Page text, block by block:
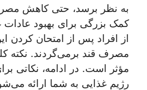
به نظر برسد، حتی کاهش
کمک بزرگی برای بهبود عادات
از افراد پس از امتحان کردن
مصرف قند برمی‌گردند. نکته
مؤثر است. در ادامه، نکاتی
رژیم غذایی به شما ارائه